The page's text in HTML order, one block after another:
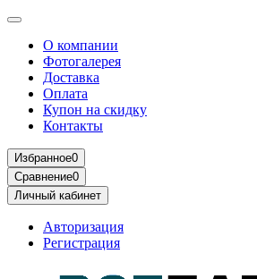
О компании
Фотогалерея
Доставка
Оплата
Купон на скидку
Контакты
Избранное0
Сравнение0
Личный кабинет
Авторизация
Регистрация